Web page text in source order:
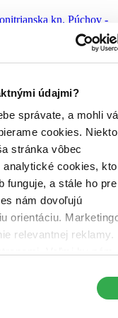
údajmi?
správate, a mohli
cookies.
stránka vôbec
cookies,
funguje, a stále ho pre
nám dovoľujú
orientáciu.
relevantnej reklamy.
kn. Púchov -
knižnica Michala
Hlohovec -Mestská
Záhorská kn.
-Mestská knižnica
Kn. J. Fándlyho
Kubín -Oravská
Kysucké
Liptovský Mikuláš -
kn. G. F.
Turčianska kn. Žilina
knižníc